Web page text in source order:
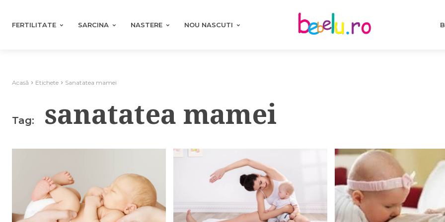
FERTILITATE SARCINA NASTERE NOU NASCUTI
Acasă Etichete Sanatatea mamei
Tag: sanatatea mamei